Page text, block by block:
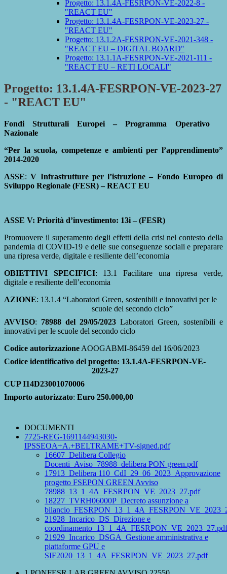
Progetto: 13.1.4A-FESRPON-VE-2022-8 -
"REACT EU"
Progetto: 13.1.4A-FESRPON-VE-2023-27 -
"REACT EU"
Progetto: 13.1.2A-FESRPON-VE-2021-348 -
"REACT EU – DIGITAL BOARD"
Progetto: 13.1.1A-FESRPON-VE-2021-111 -
"REACT EU – RETI LOCALI"
Progetto: 13.1.4A-FESRPON-VE-2023-27
- "REACT EU"
Fondi Strutturali Europei – Programma Operativo
Nazionale
“Per la scuola, competenze e ambienti per l’apprendimento”
2014-2020
ASSE:V Infrastrutture per l’istruzione – Fondo Europeo di
Sviluppo Regionale (FESR) – REACT EU
ASSE V: Priorità d’investimento: 13i – (FESR)
Promuovere il superamento degli effetti della crisi nel contesto della
pandemia di COVID-19 e delle sue conseguenze sociali e preparare
una ripresa verde, digitale e resiliente dell’economia
OBIETTIVI SPECIFICI: 13.1 Facilitare una ripresa verde,
digitale e resiliente dell’economia
AZIONE: 13.1.4 “Laboratori Green, sostenibili e innovativi per le
scuole del secondo ciclo”
AVVISO: 78988 del 29/05/2023 Laboratori Green, sostenibili e
innovativi per le scuole del secondo ciclo
Codice autorizzazione AOOGABMI-86459 del 16/06/2023
Codice identificativo del progetto: 13.1.4A-FESRPON-VE-
2023-27
CUPI14D23001070006
Importo autorizzato: Euro 250.000,00
DOCUMENTI
7725-REG-1691144943030-
IPSSEOA+A.+BELTRAME+TV-signed.pdf
16607_Delibera Collegio
Docenti_Aviso_78988_delibera PON green.pdf
17913_Delibera 110_CdI_29_06_2023_Approvazione
progetto FSEPON GREEN Avviso
78988_13_1_4A_FESRPON_VE_2023_27.pdf
18227_TVRH06000P_Decreto assunzione a
21928_Incarico_DS_Direzione e
coordinamento_13_1_4A_FESRPON_VE_2023_27.pdf
21929_Incarico_DSGA_Gestione amministrativa e
piattaforme GPU e
SIF2020_13_1_4A_FESRPON_VE_2023_27.pdf